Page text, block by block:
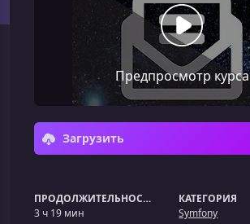
Предпросмотр курса
Загрузить
ПРОДОЛЖИТЕЛЬНОСТЬ
3 ч 19 мин
КАТЕГОРИЯ
Symfony